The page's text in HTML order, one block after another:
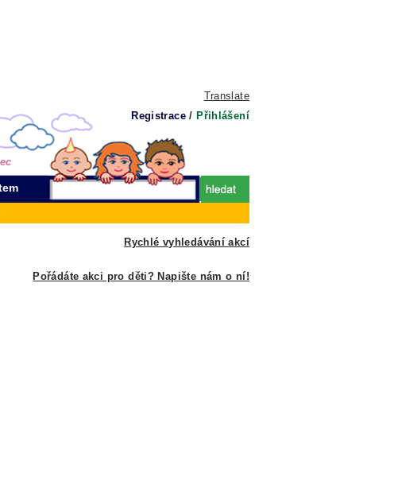
Translate
Registrace / Přihlášení
Rychlé vyhledávání akcí
Pořádáte akci pro děti? Napište nám o ní!